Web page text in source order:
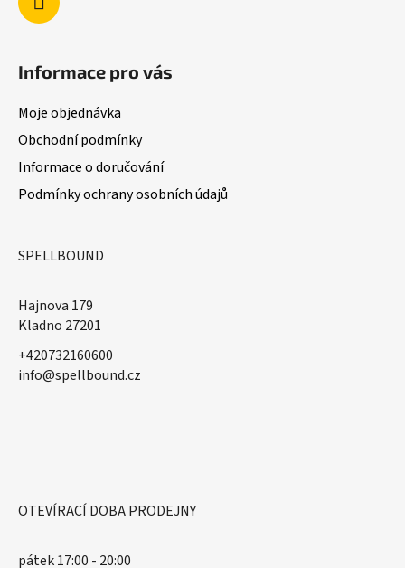
Informace pro vás
Moje objednávka
Obchodní podmínky
Informace o doručování
Podmínky ochrany osobních údajů
SPELLBOUND
Hajnova 179
Kladno 27201
+420732160600
​info@spellbound.cz
OTEVÍRACÍ DOBA PRODEJNY
pátek 17:00 - 20:00